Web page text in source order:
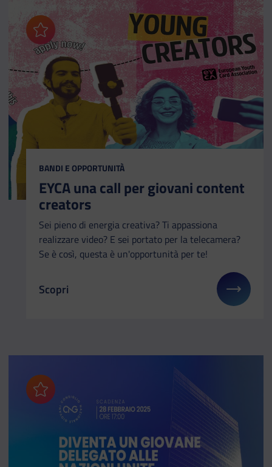
Aggiungi ai preferiti
CATEGORIA:
BANDI E OPPORTUNITÀ
EYCA una call per giovani content
creators
Sei pieno di energia creativa? Ti appassiona
realizzare video? E sei portato per la telecamera?
Se è così, questa è un'opportunità per te!
Il link ti porterà ad avere maggiori dettagli su:
Scopri
Aggiungi ai preferiti